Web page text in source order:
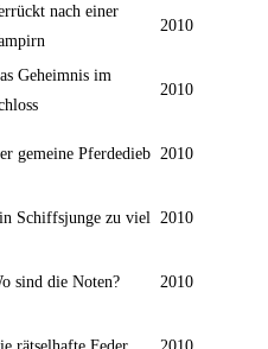
nach einer
2010
Geheimnis im
2010
gemeine Pferdedieb 2010
Schiffsjunge zu viel 2010
sind die Noten? 2010